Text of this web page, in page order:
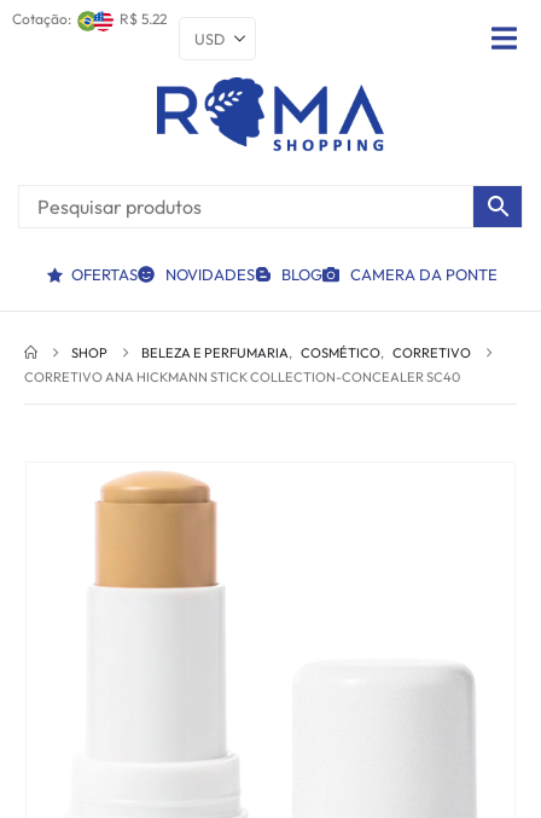
Cotação: R$ 5.22
OFERTAS NOVIDADES BLOG CAMERA DA PONTE
SHOP BELEZA E PERFUMARIA, COSMÉTICO, CORRETIVO
CORRETIVO ANA HICKMANN STICK COLLECTION-CONCEALER SC40